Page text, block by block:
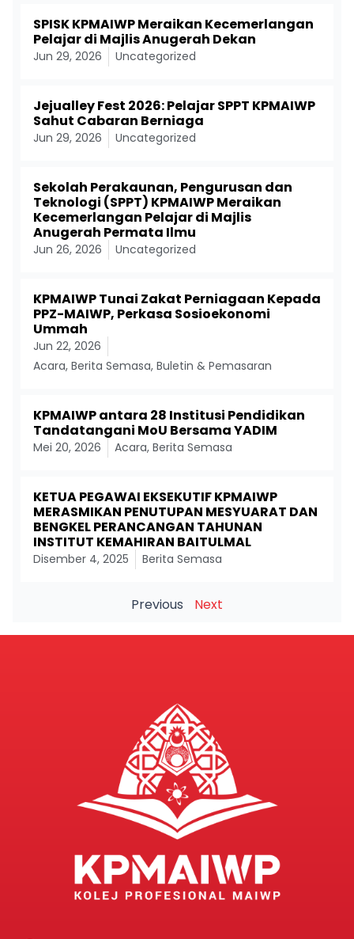
SPISK KPMAIWP Meraikan Kecemerlangan
Pelajar di Majlis Anugerah Dekan
Jun 29, 2026 Uncategorized
Jejualley Fest 2026: Pelajar SPPT KPMAIWP
Sahut Cabaran Berniaga
Jun 29, 2026 Uncategorized
Sekolah Perakaunan, Pengurusan dan
Teknologi (SPPT) KPMAIWP Meraikan
Kecemerlangan Pelajar di Majlis
Anugerah Permata Ilmu
Jun 26, 2026 Uncategorized
KPMAIWP Tunai Zakat Perniagaan Kepada
PPZ-MAIWP, Perkasa Sosioekonomi
Ummah
Jun 22, 2026
Acara, Berita Semasa, Buletin & Pemasaran
KPMAIWP antara 28 Institusi Pendidikan
Tandatangani MoU Bersama YADIM
Mei 20, 2026 Acara, Berita Semasa
KETUA PEGAWAI EKSEKUTIF KPMAIWP
MERASMIKAN PENUTUPAN MESYUARAT DAN
BENGKEL PERANCANGAN TAHUNAN
INSTITUT KEMAHIRAN BAITULMAL
Disember 4, 2025 Berita Semasa
Previous Next